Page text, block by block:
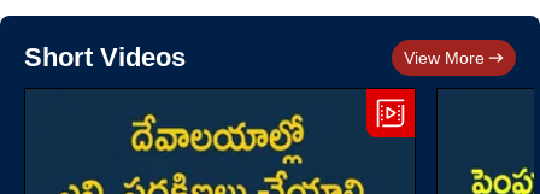
Short Videos View More